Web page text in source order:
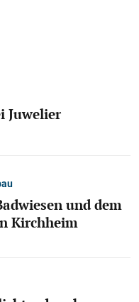
Juwelier
und dem
Kirchheim